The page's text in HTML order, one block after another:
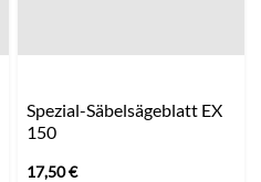
Spezial-Säbelsägeblatt EX
150
17,50€